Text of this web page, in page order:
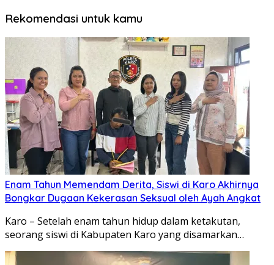
Rekomendasi untuk kamu
Enam Tahun Memendam Derita, Siswi di Karo Akhirnya
Bongkar Dugaan Kekerasan Seksual oleh Ayah Angkat
Karo – Setelah enam tahun hidup dalam ketakutan,
seorang siswi di Kabupaten Karo yang disamarkan…